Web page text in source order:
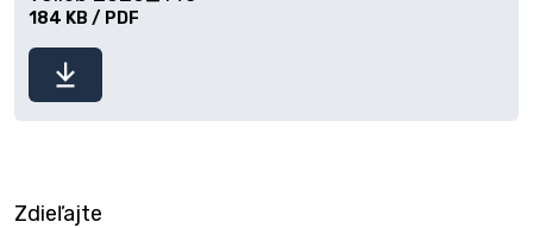
súbor
184 KB / PDF
Zdieľajte